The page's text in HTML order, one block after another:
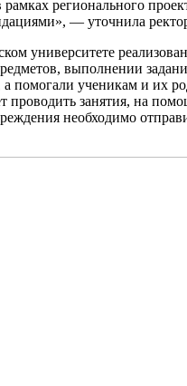
регионального
— уточнила
университете
выполнении
помогали ученикам и их
проводить занятия, на
необходимо